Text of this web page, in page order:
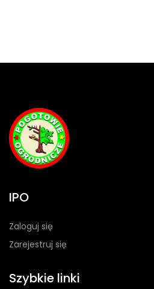
IPO
Zaloguj się
Zarejestruj się
Szybkie linki